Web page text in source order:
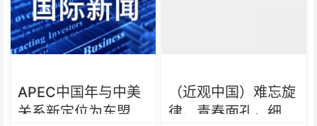
APEC中国年与中美
关系新定位为东盟发
（近观中国）难忘旋
律、青春面孔，细节